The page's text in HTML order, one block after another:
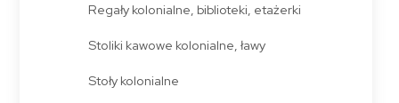
Regały kolonialne, biblioteki, etażerki
Stoliki kawowe kolonialne, ławy
Stoły kolonialne